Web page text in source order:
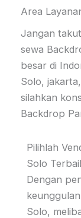
Area
Jangan
sewa
besar di
Solo,
silahkan
Backdrop
Pilihlah
Solo
Dengan
Solo,